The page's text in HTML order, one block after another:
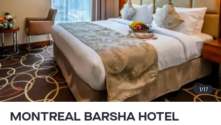
1/17
MONTREAL BARSHA HOTEL